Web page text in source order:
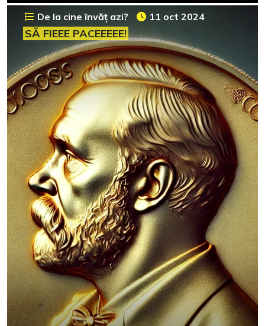
De la cine învăț azi? 11 oct 2024
SĂ FIEEE PACEEEEE!